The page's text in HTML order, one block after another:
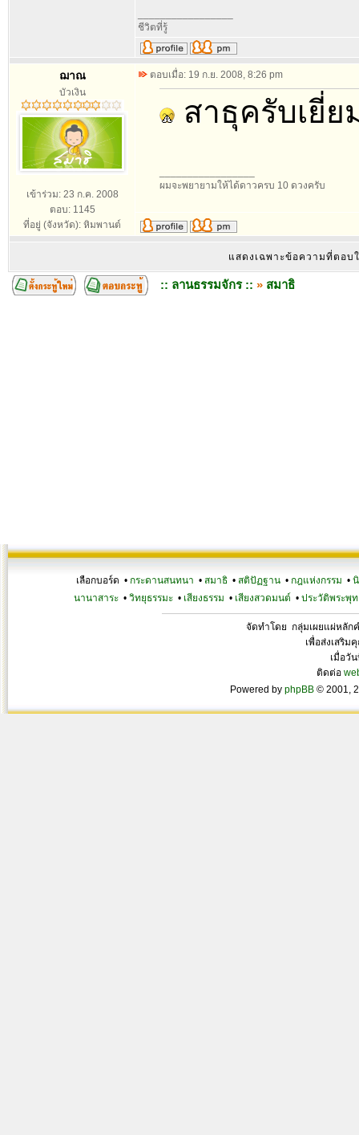
ชีวิตที่รู้
ฌาณ
บัวเงิน
เข้าร่วม: 23 ก.ค. 2008
ตอบ: 1145
ที่อยู่ (จังหวัด): หิมพานต์
ตอบเมื่อ: 19 ก.ย. 2008, 8:26 pm
สาธุครับเยี่
ผมจะพยายามให้ได้ดาวครบ 10 ดวงครับ
แสดงเฉพาะข้อความที่ตอบ
:: ลานธรรมจักร :: » สมาธิ
เลือกบอร์ด • กระดานสนทนา • สมาธิ • สติปัฏฐาน • กฎแห่งกรรม •
นานาสาระ• วิทยุธรรมะ• เสียงธรรม • เสียงสวดมนต์ • ประวัติพระพุท
จัดทำโดย กลุ่มเผยแผ่หลัก
เพื่อส่งเสริม
เมื่อวั
ติดต่อ
Powered by phpBB © 2001,